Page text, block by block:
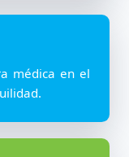
médica en el